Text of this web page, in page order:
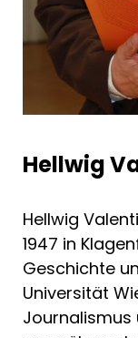
Hellwig
Hellwig
1947 in
Geschichte
Universität
Journalismus